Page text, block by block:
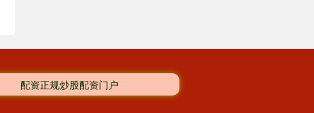
配资正规炒股配资门户